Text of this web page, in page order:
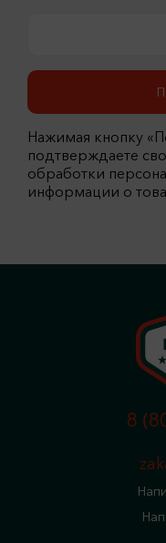
Нажимая кнопку
подтверждаете
обработки
информации о
8